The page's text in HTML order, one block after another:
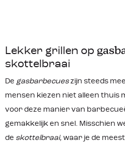
Lekker grillen op
skottelbraai
De gasbarbecueszijn steeds
mensen kiezen niet alleen thuis
voor deze manier van
gemakkelijk en snel. Misschien
de skottelbraai, waar je de